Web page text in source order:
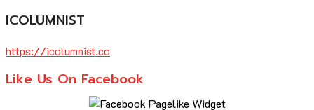
ICOLUMNIST
https://icolumnist.co
Like Us On Facebook